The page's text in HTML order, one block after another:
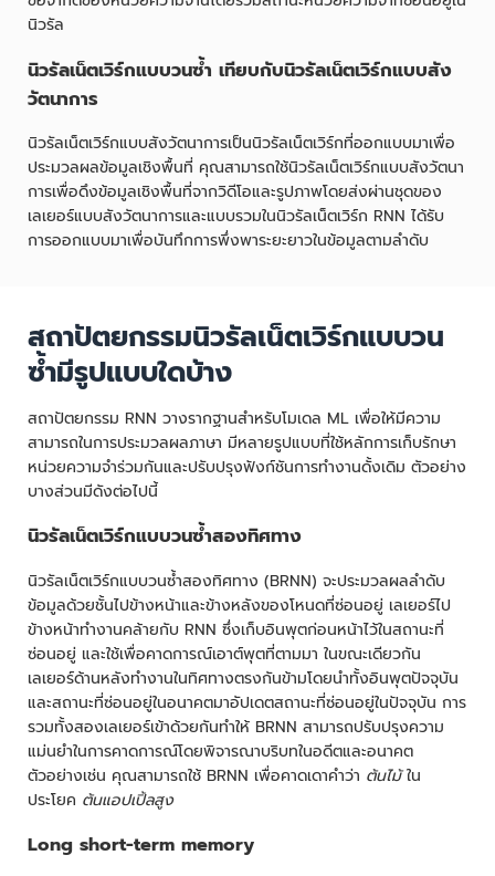
นิวรัล
นิวรัลเน็ตเวิร์กแบบวนซ้ำ เทียบกับนิวรัลเน็ตเวิร์กแบบสัง
วัตนาการ
นิวรัลเน็ตเวิร์กแบบสังวัตนาการเป็นนิวรัลเน็ตเวิร์กที่ออกแบบมาเพื่อ
ประมวลผลข้อมูลเชิงพื้นที่ คุณสามารถใช้นิวรัลเน็ตเวิร์กแบบสังวัตนา
การเพื่อดึงข้อมูลเชิงพื้นที่จากวิดีโอและรูปภาพโดยส่งผ่านชุดของ
เลเยอร์แบบสังวัตนาการและแบบรวมในนิวรัลเน็ตเวิร์ก RNN ได้รับ
การออกแบบมาเพื่อบันทึกการพึ่งพาระยะยาวในข้อมูลตามลำดับ
สถาปัตยกรรมนิวรัลเน็ตเวิร์กแบบวน
ซ้ำมีรูปแบบใดบ้าง
สถาปัตยกรรม RNN วางรากฐานสำหรับโมเดล ML เพื่อให้มีความ
สามารถในการประมวลผลภาษา มีหลายรูปแบบที่ใช้หลักการเก็บรักษา
หน่วยความจำร่วมกันและปรับปรุงฟังก์ชันการทำงานดั้งเดิม ตัวอย่าง
บางส่วนมีดังต่อไปนี้
นิวรัลเน็ตเวิร์กแบบวนซ้ำสองทิศทาง
นิวรัลเน็ตเวิร์กแบบวนซ้ำสองทิศทาง (BRNN) จะประมวลผลลำดับ
ข้อมูลด้วยชั้นไปข้างหน้าและข้างหลังของโหนดที่ซ่อนอยู่ เลเยอร์ไป
ข้างหน้าทำงานคล้ายกับ RNN ซึ่งเก็บอินพุตก่อนหน้าไว้ในสถานะที่
ซ่อนอยู่ และใช้เพื่อคาดการณ์เอาต์พุตที่ตามมา ในขณะเดียวกัน
เลเยอร์ด้านหลังทำงานในทิศทางตรงกันข้ามโดยนำทั้งอินพุตปัจจุบัน
และสถานะที่ซ่อนอยู่ในอนาคตมาอัปเดตสถานะที่ซ่อนอยู่ในปัจจุบัน การ
รวมทั้งสองเลเยอร์เข้าด้วยกันทำให้ BRNN สามารถปรับปรุงความ
แม่นยำในการคาดการณ์โดยพิจารณาบริบทในอดีตและอนาคต
ตัวอย่างเช่น คุณสามารถใช้ BRNN เพื่อคาดเดาคำว่า ต้นไม้ใน
ประโยค ต้นแอปเปิ้ลสูง
Long short-term memory